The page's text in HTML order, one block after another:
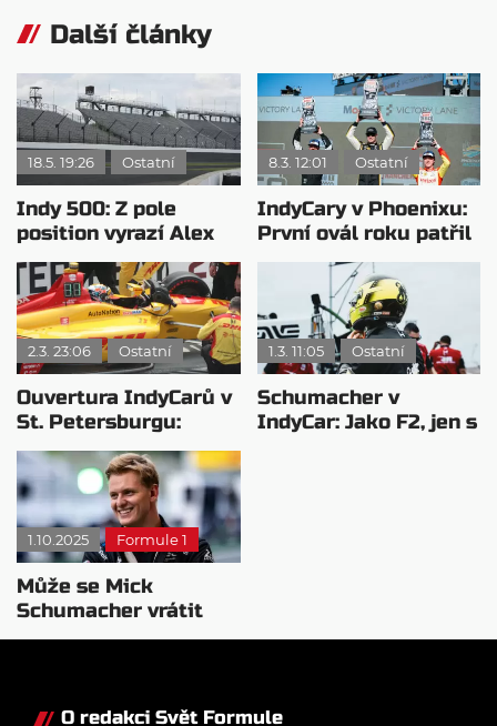
Další články
18.5. 19:26 Ostatní
Indy 500: Z pole
position vyrazí Alex
Palou
8.3. 12:01 Ostatní
IndyCary v Phoenixu:
První ovál roku patřil
zkušenému
Newgardenovi
2.3. 23:06 Ostatní
Ouvertura IndyCarů v
St. Petersburgu:
Neporazitelný
šampion Palou
1.3. 11:05 Ostatní
Schumacher v
IndyCar: Jako F2, jen s
1.10.2025 Formule 1
Může se Mick
Schumacher vrátit
zpět do F1?
O redakci Svět Formule